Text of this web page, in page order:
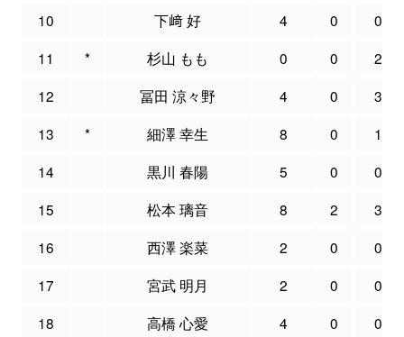
10
下﨑 好 4 0
0
11
* 杉山 もも 0 0
2
12
冨田 涼々野 4 0
3
13
* 細澤 幸生 8 0
1
14
黒川 春陽 5 0
0
15
松本 璃音 8 2
3
16
西澤 楽菜 2 0
0
17
宮武 明月 2 0
0
18
高橋 心愛 4 0 0